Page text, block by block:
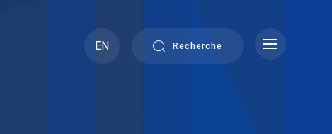
EN
Recherche